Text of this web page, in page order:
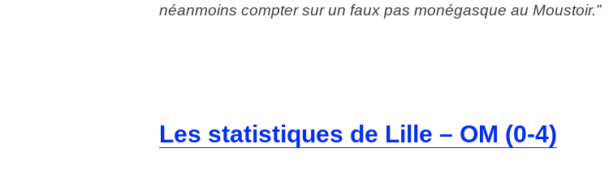
néanmoins compter sur un faux pas monégasque au Moustoir.”
Les statistiques de Lille – OM (0-4)